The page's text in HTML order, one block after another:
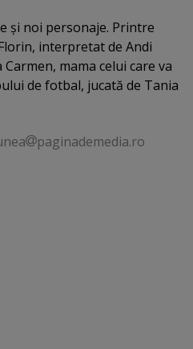
şi noi personaje. Printre
interpretat de Andi
mama celui care va
de fotbal, jucată de Tania
paginademedia.ro